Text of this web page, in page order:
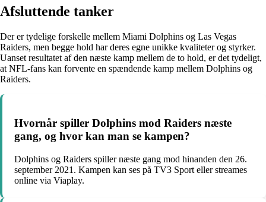
Afsluttende tanker
Der er tydelige forskelle mellem Miami Dolphins og Las Vegas
Raiders, men begge hold har deres egne unikke kvaliteter og styrker.
Uanset resultatet af den næste kamp mellem de to hold, er det tydeligt,
at NFL-fans kan forvente en spændende kamp mellem Dolphins og
Raiders.
Hvornår spiller Dolphins mod Raiders næste
gang, og hvor kan man se kampen?
Dolphins og Raiders spiller næste gang mod hinanden den 26.
september 2021. Kampen kan ses på TV3 Sport eller streames
online via Viaplay.